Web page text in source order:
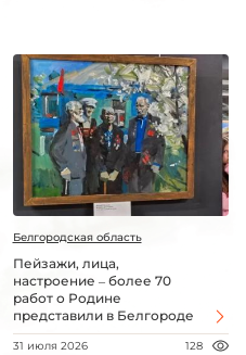
Белгородская область
Пейзажи, лица,
настроение – более 70
работ о Родине
представили в Белгороде
31 июля 2026 128